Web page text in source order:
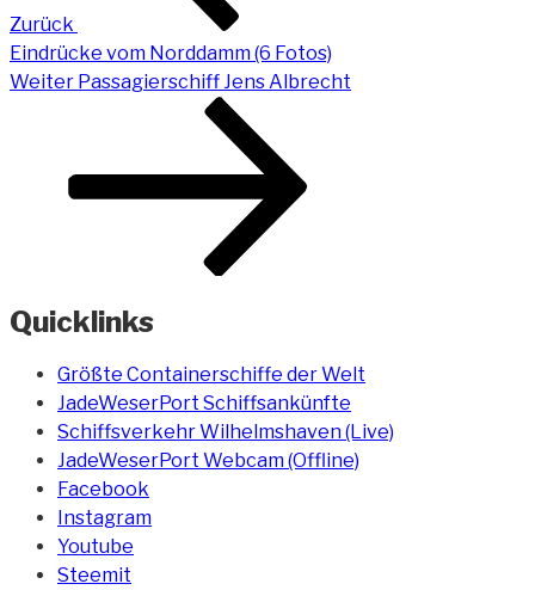
Zurück
Eindrücke vom Norddamm (6 Fotos)
Nächster
Weiter Passagierschiff Jens Albrecht
Quicklinks
Größte Containerschiffe der Welt
JadeWeserPort Schiffsankünfte
Schiffsverkehr Wilhelmshaven (Live)
JadeWeserPort Webcam (Offline)
Facebook
Instagram
Youtube
Steemit